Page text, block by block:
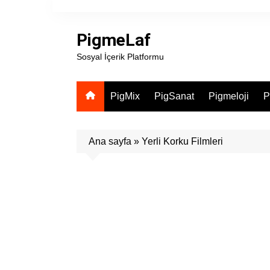
PigmeLaf
Sosyal İçerik Platformu
PigMix PigSanat Pigmeloji
Ana sayfa » Yerli Korku Filmleri